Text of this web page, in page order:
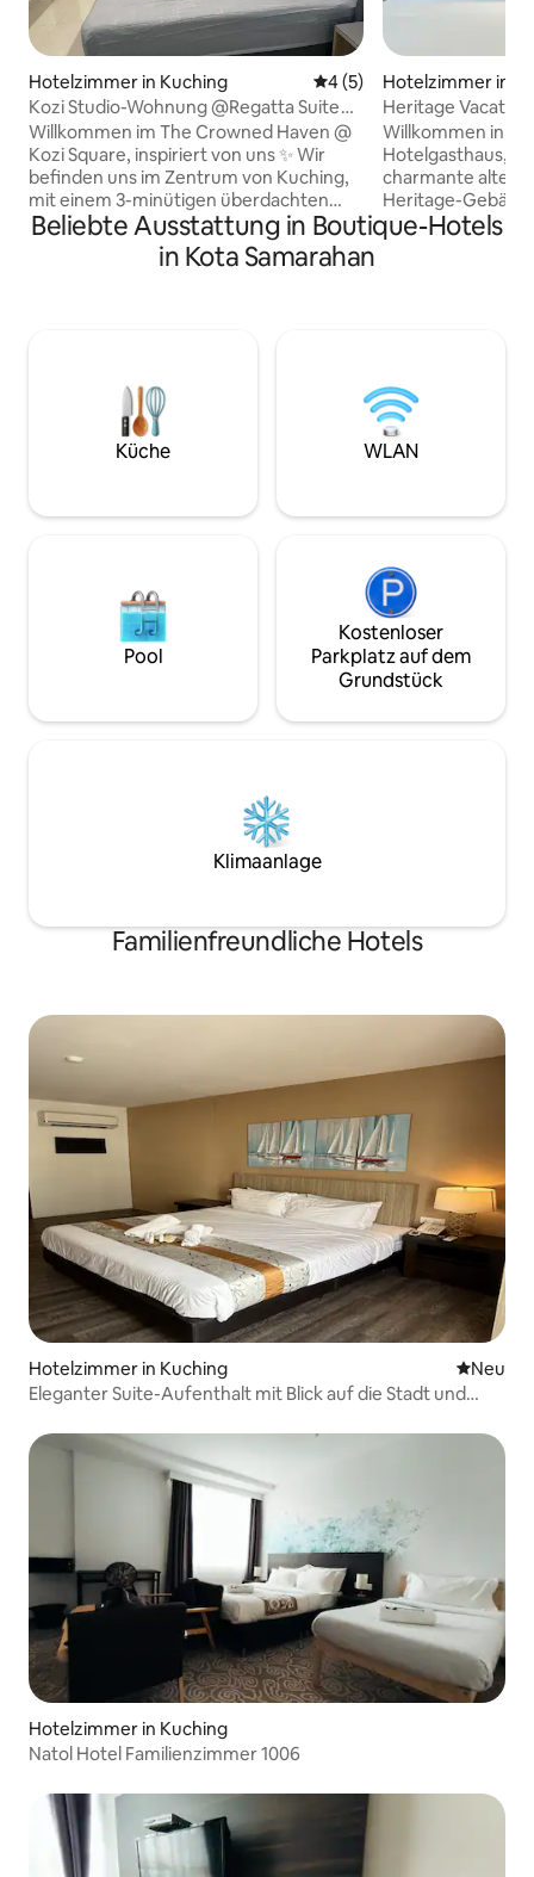
Hotelzimmer in Kuching Durchschnittliche
4 (5)
Kozi Studio-Wohnung @Regatta Suite
Hotel
Willkommen im The Crowned Haven @
Kozi Square, inspiriert von uns ✨ Wir
befinden uns im Zentrum von Kuching,
mit einem 3-minütigen überdachten
Gehweg zum General Hospital. Im
Gebäude befinden sich Restaurants,
eine Ambulanz, ein Indoor-Themenpark,
der Nähe von: Flughafen (8,9 km);
Stadtzentrum (4,7 km); Timberland
Medical Centre (3,6 km), Borneo Medical
Centre (4,9 km), Swinburne University (4
Hotelzimmer in
Heritage Vacation
Personen
Willkommen in
Hotelgasthaus,
charmante alte
Heritage-
komfortablen
verwandelt.
erholsamen Urlaub. Erkunde die
Straßen,
dich in der Nähe
Aromen.
Beliebte Ausstattung in Boutique-Hotels
in Kota Samarahan
Küche WLAN
Pool
Kostenloser
Parkplatz auf dem
Grundstück
Klimaanlage
Familienfreundliche Hotels
Hotelzimmer in Kuching Neue
Neu
Eleganter Suite-Aufenthalt mit Blick auf die Stadt und
Hotelzimmer in Kuching
Natol Hotel Familienzimmer 1006